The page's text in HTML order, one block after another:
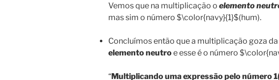
Vemos que na multiplicação o elemento
mas sim o número $\color{navy}{1}$(hum).
Concluímos então que a multiplicação goza
elemento neutroe esse é o número
“Multiplicando uma expressão pelo número